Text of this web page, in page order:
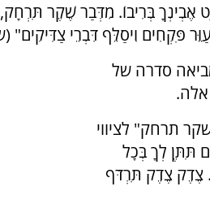
בְּרִיבוֹ. מִדְּבַר שֶׁקֶר תִּרְחָק,
פִּקְחִים וִיסַלֵּף דִּבְרֵי צַדִּיקִים"
סדרה של
אלה.
תרחק" לציווי
תִּתֶּן לְךָ בְּכָל
צֶדֶק צֶדֶק תִּרְדֹּף